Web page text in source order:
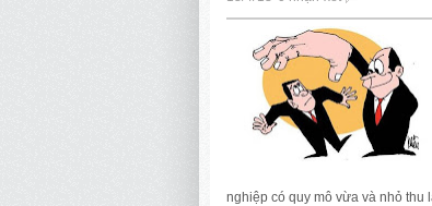
nghiệp có quy mô vừa và nhỏ thu